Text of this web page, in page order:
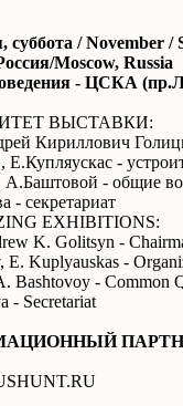
суббота / November /
Moscow, Russia
- ЦСКА
ВЫСТАВКИ:
Кириллович
Е.Купляускас -
А.Баштовой - общие
- секретариат
EXHIBITIONS:
K. Golitsyn -
E. Kuplyauskas -
Bashtovoy - Common
- Secretariat